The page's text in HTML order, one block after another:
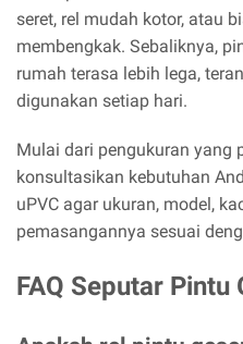
seret, rel mudah kotor, atau
membengkak. Sebaliknya,
rumah terasa lebih lega,
digunakan setiap hari.
Mulai dari pengukuran yang
konsultasikan kebutuhan
uPVC agar ukuran, model,
pemasangannya sesuai
FAQ Seputar Pintu